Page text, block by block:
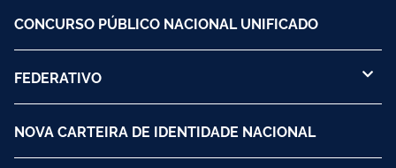
CONCURSO PÚBLICO NACIONAL UNIFICADO
FEDERATIVO
NOVA CARTEIRA DE IDENTIDADE NACIONAL